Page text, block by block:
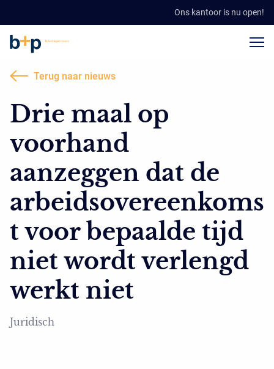
Ons kantoor is nu open!
Terug naar nieuws
Drie maal op
voorhand
aanzeggen dat de
arbeidsovereenkoms
t voor bepaalde tijd
niet wordt verlengd
werkt niet
Juridisch